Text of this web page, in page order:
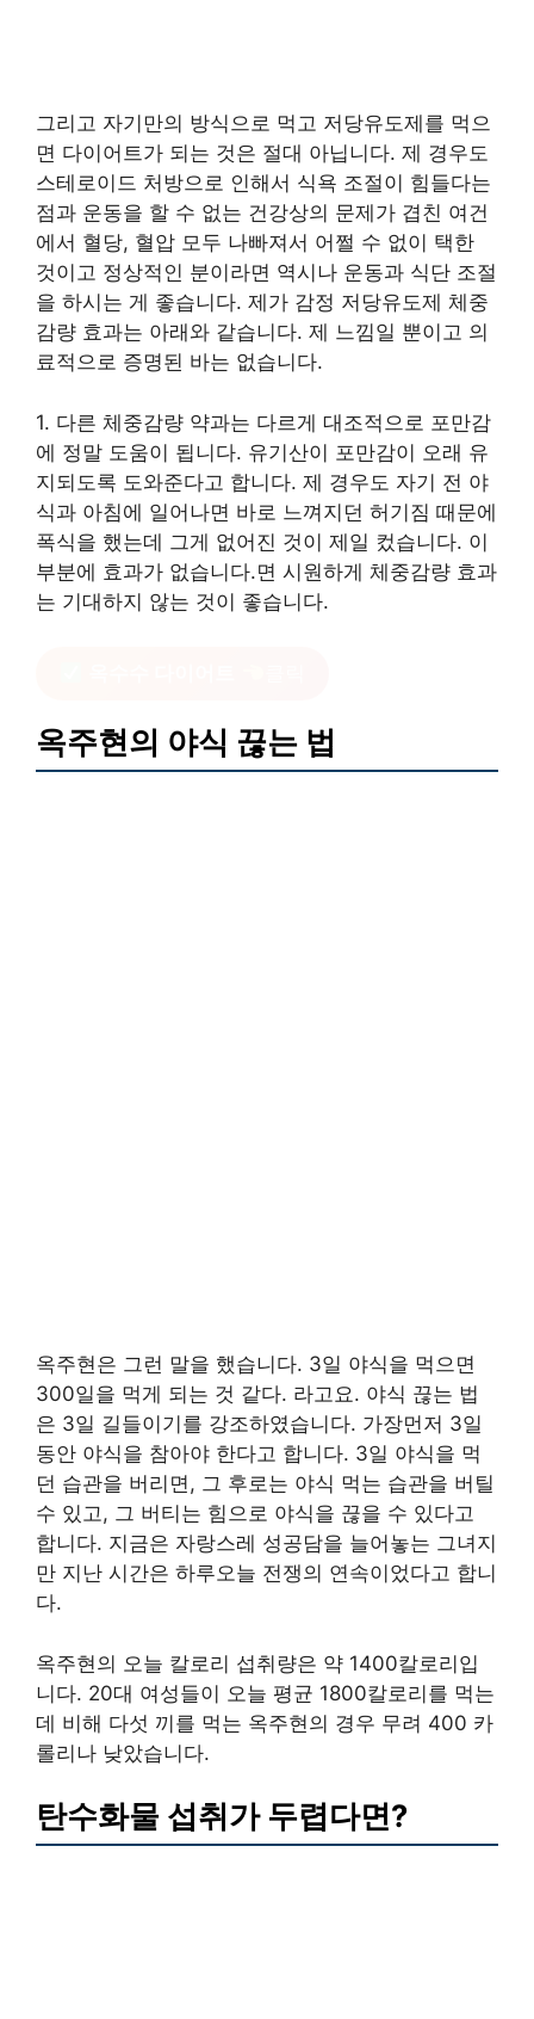
그리고 자기만의 방식으로 먹고 저당유도제를 먹으
면 다이어트가 되는 것은 절대 아닙니다. 제 경우도
스테로이드 처방으로 인해서 식욕 조절이 힘들다는
점과 운동을 할 수 없는 건강상의 문제가 겹친 여건
에서 혈당, 혈압 모두 나빠져서 어쩔 수 없이 택한
것이고 정상적인 분이라면 역시나 운동과 식단 조절
을 하시는 게 좋습니다. 제가 감정 저당유도제 체중
감량 효과는 아래와 같습니다. 제 느낌일 뿐이고 의
료적으로 증명된 바는 없습니다.
1. 다른 체중감량 약과는 다르게 대조적으로 포만감
에 정말 도움이 됩니다. 유기산이 포만감이 오래 유
지되도록 도와준다고 합니다. 제 경우도 자기 전 야
식과 아침에 일어나면 바로 느껴지던 허기짐 때문에
폭식을 했는데 그게 없어진 것이 제일 컸습니다. 이
부분에 효과가 없습니다.면 시원하게 체중감량 효과
는 기대하지 않는 것이 좋습니다.
옥주현의 야식 끊는 법
옥주현은 그런 말을 했습니다. 3일 야식을 먹으면
300일을 먹게 되는 것 같다. 라고요. 야식 끊는 법
은 3일 길들이기를 강조하였습니다. 가장먼저 3일
동안 야식을 참아야 한다고 합니다. 3일 야식을 먹
던 습관을 버리면, 그 후로는 야식 먹는 습관을 버틸
수 있고, 그 버티는 힘으로 야식을 끊을 수 있다고
합니다. 지금은 자랑스레 성공담을 늘어놓는 그녀지
만 지난 시간은 하루오늘 전쟁의 연속이었다고 합니
다.
옥주현의 오늘 칼로리 섭취량은 약 1400칼로리입
니다. 20대 여성들이 오늘 평균 1800칼로리를 먹는
데 비해 다섯 끼를 먹는 옥주현의 경우 무려 400 카
롤리나 낮았습니다.
탄수화물 섭취가 두렵다면?